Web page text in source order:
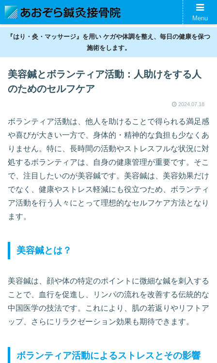
名古屋の鍼灸接骨院。神経痛、スポーツ傷害、美容鍼、ギックリ腰などの不調
を整えます。
『はり・灸・マッサージ』を用い ケガや体調を整え、毎日の健康を保つ
施術をします。
美容鍼とボランティア活動：人助けをする人
のためのセルフケア
2024.07.18
ボランティア活動は、他人を助けることで得られる満足感
や喜びが大きい一方で、身体的・精神的な負担も少なくあ
りません。特に、長時間の活動やストレスフルな状況に対
処するボランティアは、自身の健康管理が重要です。そこ
で、注目したいのが美容鍼です。美容鍼は、美容効果だけ
でなく、健康やストレス軽減にも役立つため、ボランティ
ア活動を行う人々にとって理想的なセルフケア方法となり
ます。
美容鍼とは？
美容鍼は、顔や体の特定のポイントに微細な鍼を刺入する
ことで、血行を促進し、リンパの流れを改善する伝統的な
中国医学の技法です。これにより、肌の若返りやリフトア
ップ、さらにリラクゼーション効果も期待できます。
ボランティア活動によるストレスとその影響
Menu